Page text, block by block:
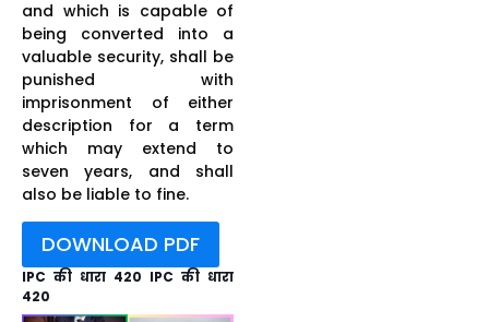
and which is capable of
being converted into a
valuable security, shall be
punished with
imprisonment of either
description for a term
which may extend to
seven years, and shall
also be liable to fine.
DOWNLOAD PDF
IPC की धारा 420 IPC की धारा
420